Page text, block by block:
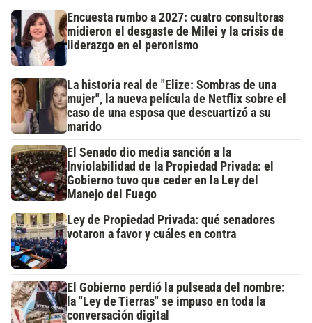
Encuesta rumbo a 2027: cuatro consultoras
midieron el desgaste de Milei y la crisis de
liderazgo en el peronismo
La historia real de "Elize: Sombras de una
mujer", la nueva película de Netflix sobre el
caso de una esposa que descuartizó a su
marido
El Senado dio media sanción a la
Inviolabilidad de la Propiedad Privada: el
Gobierno tuvo que ceder en la Ley del
Manejo del Fuego
Ley de Propiedad Privada: qué senadores
votaron a favor y cuáles en contra
El Gobierno perdió la pulseada del nombre:
la "Ley de Tierras" se impuso en toda la
conversación digital